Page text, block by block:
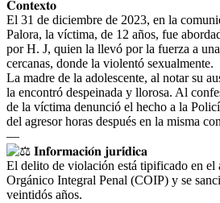
𝐂𝐨𝐧𝐭𝐞𝐱𝐭𝐨
El 31 de diciembre de 2023, en la
Palora, la víctima, de 12 años, fue
por H. J, quien la llevó por la fuerza a
cercanas, donde la violentó sexualmente.
La madre de la adolescente, al notar su
la encontró despeinada y llorosa. Al
de la víctima denunció el hecho a la
del agresor horas después en la misma
—
𝐈𝐧𝐟𝐨𝐫𝐦𝐚𝐜𝐢𝐨́𝐧 𝐣𝐮𝐫𝐢́𝐝𝐢𝐜𝐚
El delito de violación está tipificado en
Orgánico Integral Penal (COIP) y se
veintidós años.